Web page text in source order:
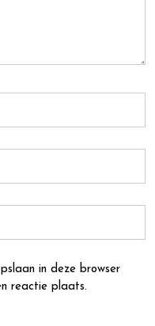
in deze browser
reactie plaats.